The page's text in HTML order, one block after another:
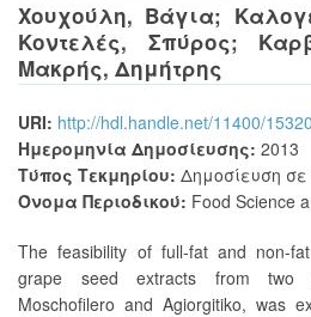
Χουχούλη, Βάγια;
Κοντελές, Σπύρος;
Μακρής, Δημήτρης
URI: http://hdl.handle.net/11400/15320
Ημερομηνία Δημοσίευσης: 2013
Τύπος Τεκμηρίου: Δημοσίευση σε
Όνομα Περιοδικού: Food Science
The feasibility of full-fat and non-
grape seed extracts from two
Moschofilero and Agiorgitiko, was